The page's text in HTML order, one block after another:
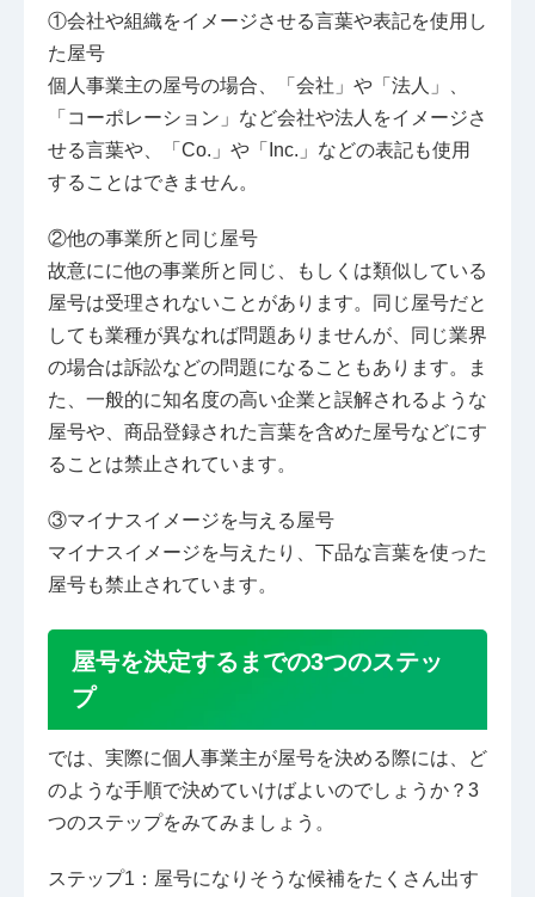
①会社や組織をイメージさせる言葉や表記を使用し
た屋号
個人事業主の屋号の場合、「会社」や「法人」、
「コーポレーション」など会社や法人をイメージさ
せる言葉や、「Co.」や「Inc.」などの表記も使用
することはできません。
②他の事業所と同じ屋号
故意にに他の事業所と同じ、もしくは類似している
屋号は受理されないことがあります。同じ屋号だと
しても業種が異なれば問題ありませんが、同じ業界
の場合は訴訟などの問題になることもあります。ま
た、一般的に知名度の高い企業と誤解されるような
屋号や、商品登録された言葉を含めた屋号などにす
ることは禁止されています。
③マイナスイメージを与える屋号
マイナスイメージを与えたり、下品な言葉を使った
屋号も禁止されています。
屋号を決定するまでの3つのステッ
プ
では、実際に個人事業主が屋号を決める際には、ど
のような手順で決めていけばよいのでしょうか？3
つのステップをみてみましょう。
ステップ1：屋号になりそうな候補をたくさん出す